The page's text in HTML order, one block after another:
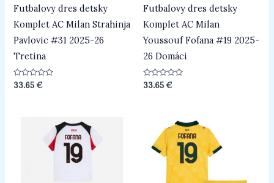
Futbalovy dres detsky
Komplet AC Milan Strahinja
Pavlovic #31 2025-26
Tretina
Hodnotenie
33.65€
Futbalovy dres detsky
Komplet AC Milan
Youssouf Fofana #19 2025-
26 Domáci
Hodnotenie
33.65€